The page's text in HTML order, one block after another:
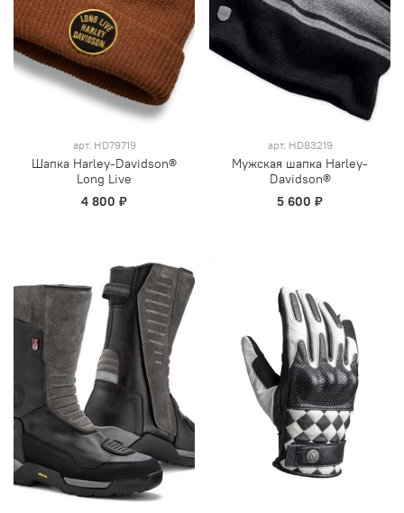
арт. HD79719
Шапка Harley-Davidson®
Long Live
4 800 ₽
арт. HD83219
Мужская шапка Harley-
Davidson®
5 600 ₽